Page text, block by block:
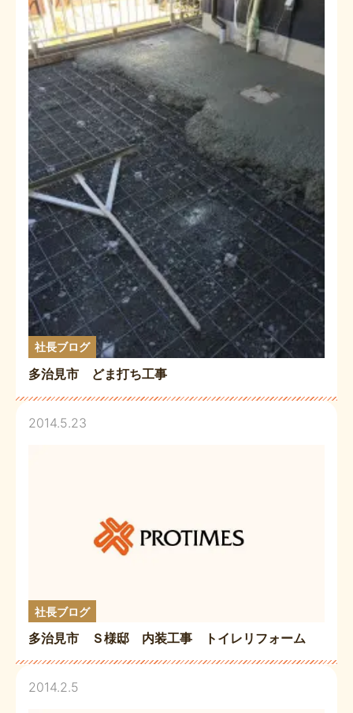
社長ブログ
多治見市 どま打ち工事
2014.5.23
社長ブログ
多治見市 Ｓ様邸 内装工事 トイレリフォーム
2014.2.5